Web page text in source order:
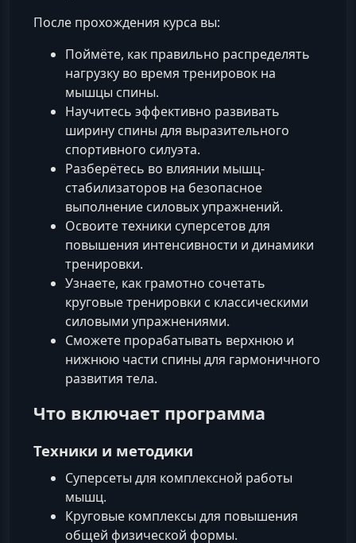
После прохождения курса вы:
Поймёте, как правильно распределять
нагрузку во время тренировок на
мышцы спины.
Научитесь эффективно развивать
ширину спины для выразительного
спортивного силуэта.
Разберётесь во влиянии мышц-
стабилизаторов на безопасное
выполнение силовых упражнений.
Освоите техники суперсетов для
повышения интенсивности и динамики
тренировки.
Узнаете, как грамотно сочетать
круговые тренировки с классическими
силовыми упражнениями.
Сможете прорабатывать верхнюю и
нижнюю части спины для гармоничного
развития тела.
Что включает программа
Техники и методики
Суперсеты для комплексной работы
мышц.
Круговые комплексы для повышения
общей физической формы.